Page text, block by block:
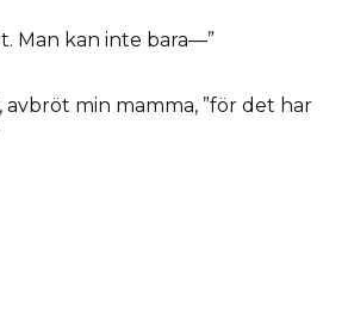
Man kan inte bara—”
avbröt min mamma, ”för det har